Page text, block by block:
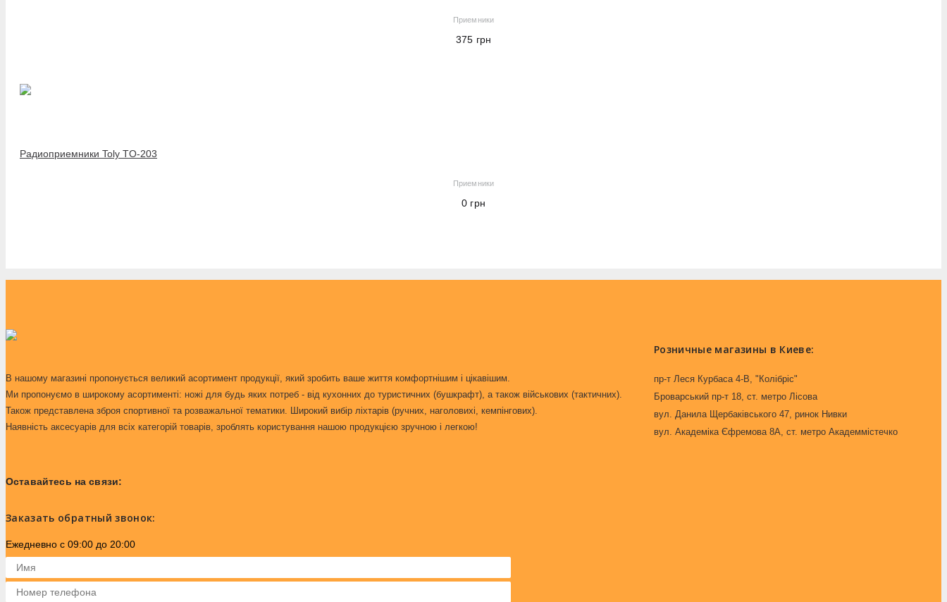
Приемники
375 грн
Радиоприемники Toly TO-203
Приемники
0 грн
В нашому магазині пропонується великий асортимент продукції, який зробить ваше життя комфортнішим і цікавішим.
Ми пропонуємо в широкому асортименті: ножі для будь яких потреб - від кухонних до туристичних (бушкрафт), а також військових (тактичних).
Також представлена зброя спортивної та розважальної тематики. Широкий вибір ліхтарів (ручних, наголовихі, кемпінгових).
Наявність аксесуарів для всіх категорій товарів, зроблять користування нашою продукцією зручною і легкою!
Оставайтесь на связи:
Розничные магазины в Киеве:
пр-т Леся Курбаса 4-В, "Колібріс"
Броварський пр-т 18, ст. метро Лісова
вул. Данила Щербаківського 47, ринок Нивки
вул. Академіка Єфремова 8А, ст. метро Академмістечко
Заказать обратный звонок:
Ежедневно с 09:00 до 20:00